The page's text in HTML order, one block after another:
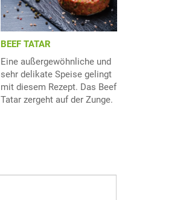
BEEF TATAR
Eine außergewöhnliche und
sehr delikate Speise gelingt
mit diesem Rezept. Das Beef
Tatar zergeht auf der Zunge.